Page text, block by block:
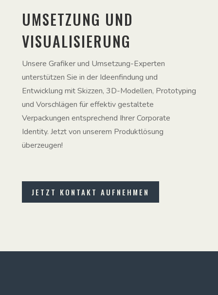
UMSETZUNG UND
VISUALISIERUNG
Unsere Grafiker und Umsetzung-Experten
unterstützen Sie in der Ideenfindung und
Entwicklung mit Skizzen, 3D-Modellen, Prototyping
und Vorschlägen für effektiv gestaltete
Verpackungen entsprechend Ihrer Corporate
Identity. Jetzt von unserem Produktlösung
überzeugen!
JETZT KONTAKT AUFNEHMEN